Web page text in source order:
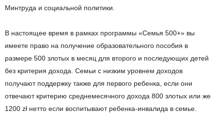
Минтруда и социальной политики.
В настоящее время в рамках программы «Семья 500+» вы
имеете право на получение образовательного пособия в
размере 500 злотых в месяц для второго и последующих детей
без критерия дохода. Семьи с низким уровнем доходов
получают поддержку также для первого ребенка, если они
отвечают критерию среднемесячного дохода 800 злотых или же
1200 zł нетто если воспитывают ребенка-инвалида в семье.